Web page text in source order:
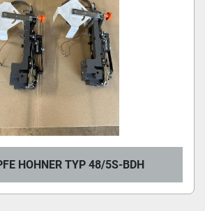
HOHNER TYP 48/5S-BDH